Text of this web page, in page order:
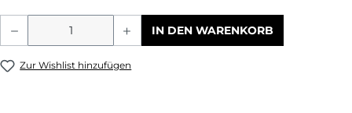
Produkt Anzahl: Gib den gewünschten
IN DEN WARENKORB
Zur Wishlist hinzufügen